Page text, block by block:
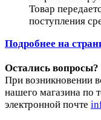
Товар
поступления
Подробнее на
Остались вопросы?
При возникновении
нашего магазина по
электронной почте